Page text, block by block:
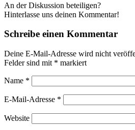
An der Diskussion beteiligen?
Hinterlasse uns deinen Kommentar!
Schreibe einen Kommentar
Deine E-Mail-Adresse wird nicht
Felder sind mit * markiert
Name *
E-Mail-Adresse *
Website